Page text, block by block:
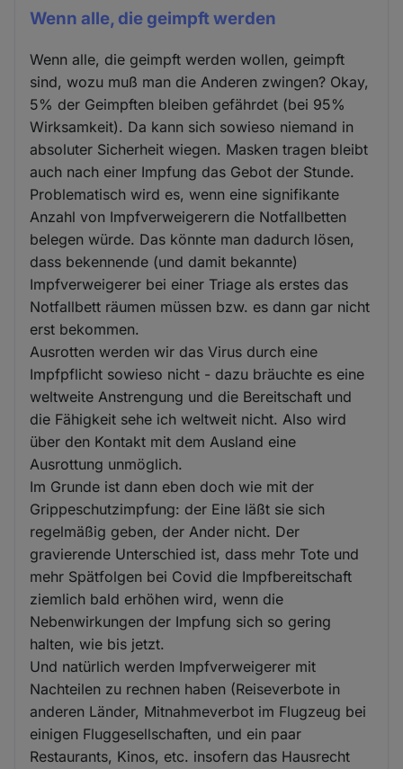
Wenn alle, die geimpft werden
Wenn alle, die geimpft werden wollen, geimpft
sind, wozu muß man die Anderen zwingen? Okay,
5% der Geimpften bleiben gefährdet (bei 95%
Wirksamkeit). Da kann sich sowieso niemand in
absoluter Sicherheit wiegen. Masken tragen bleibt
auch nach einer Impfung das Gebot der Stunde.
Problematisch wird es, wenn eine signifikante
Anzahl von Impfverweigerern die Notfallbetten
belegen würde. Das könnte man dadurch lösen,
dass bekennende (und damit bekannte)
Impfverweigerer bei einer Triage als erstes das
Notfallbett räumen müssen bzw. es dann gar nicht
erst bekommen.
Ausrotten werden wir das Virus durch eine
Impfpflicht sowieso nicht - dazu bräuchte es eine
weltweite Anstrengung und die Bereitschaft und
die Fähigkeit sehe ich weltweit nicht. Also wird
über den Kontakt mit dem Ausland eine
Ausrottung unmöglich.
Im Grunde ist dann eben doch wie mit der
Grippeschutzimpfung: der Eine läßt sie sich
regelmäßig geben, der Ander nicht. Der
gravierende Unterschied ist, dass mehr Tote und
mehr Spätfolgen bei Covid die Impfbereitschaft
ziemlich bald erhöhen wird, wenn die
Nebenwirkungen der Impfung sich so gering
halten, wie bis jetzt.
Und natürlich werden Impfverweigerer mit
Nachteilen zu rechnen haben (Reiseverbote in
anderen Länder, Mitnahmeverbot im Flugzeug bei
einigen Fluggesellschaften, und ein paar
Restaurants, Kinos, etc. insofern das Hausrecht